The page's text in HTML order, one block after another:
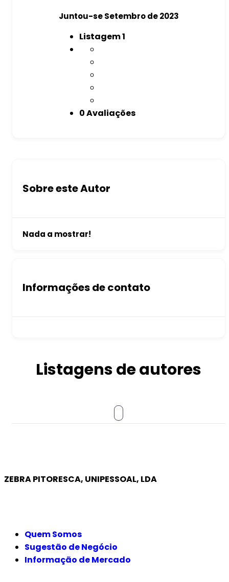
Juntou-se Setembro de 2023
Listagem1
0 Avaliações
Sobre este Autor
Nada a mostrar!
Informações de contato
Listagens de autores
ZEBRA PITORESCA, UNIPESSOAL, LDA
Quem Somos
Sugestão de Negócio
Informação de Mercado